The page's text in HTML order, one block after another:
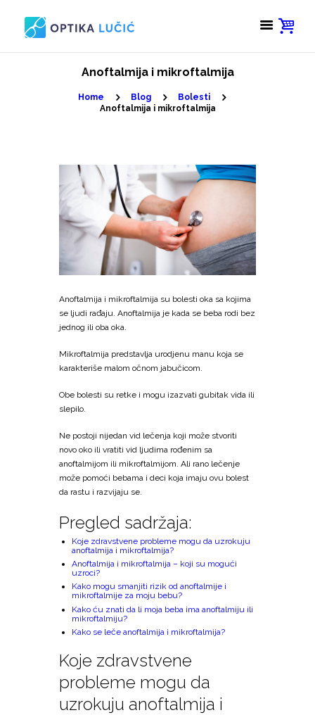
Anoftalmija i mikroftalmija
Home Blog
Bolesti
Anoftalmija i mikroftalmija
Anoftalmija i mikroftalmija su bolesti oka sa kojima
se ljudi rađaju. Anoftalmija je kada se beba rodi bez
jednog ili oba oka.
Mikroftalmija predstavlja urodjenu manu koja se
karakteriše malom očnom jabučicom.
Obe bolesti su retke i mogu izazvati gubitak vida ili
slepilo.
Ne postoji nijedan vid lečenja koji može stvoriti
novo oko ili vratiti vid ljudima rođenim sa
anoftalmijom ili mikroftalmijom. Ali rano lečenje
može pomoći bebama i deci koja imaju ovu bolest
da rastu i razvijaju se.
Pregled sadržaja:
Koje zdravstvene probleme mogu da uzrokuju
anoftalmija i mikroftalmija?
Anoftalmija i mikroftalmija – koji su mogući
uzroci?
Kako mogu smanjiti rizik od anoftalmije i
mikroftalmije za moju bebu?
Kako ću znati da li moja beba ima anoftalmiju ili
mikroftalmiju?
Kako se leče anoftalmija i mikroftalmija?
Koje zdravstvene
probleme mogu da
uzrokuju anoftalmija i